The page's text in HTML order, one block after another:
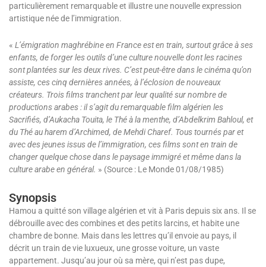
particulièrement remarquable et illustre une nouvelle expression
artistique née de l’immigration.
« L’émigration maghrébine en France est en train, surtout grâce à ses
enfants, de forger les outils d’une culture nouvelle dont les racines
sont plantées sur les deux rives. C’est peut-être dans le cinéma qu’on
assiste, ces cinq dernières années, à l’éclosion de nouveaux
créateurs. Trois films tranchent par leur qualité sur nombre de
productions arabes : il s’agit du remarquable film algérien les
Sacrifiés, d’Aukacha Touita, le Thé à la menthe, d’Abdelkrim Bahloul, et
du Thé au harem d’Archimed, de Mehdi Charef. Tous tournés par et
avec des jeunes issus de l’immigration, ces films sont en train de
changer quelque chose dans le paysage immigré et même dans la
culture arabe en général. » (Source : Le Monde 01/08/1985)
Synopsis
Hamou a quitté son village algérien et vit à Paris depuis six ans. Il se
débrouille avec des combines et des petits larcins, et habite une
chambre de bonne. Mais dans les lettres qu’il envoie au pays, il
décrit un train de vie luxueux, une grosse voiture, un vaste
appartement. Jusqu’au jour où sa mère, qui n’est pas dupe,